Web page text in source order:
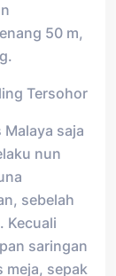
50 m,
Tersohor
saja
nun
sebelah
Kecuali
saringan
meja, sepak